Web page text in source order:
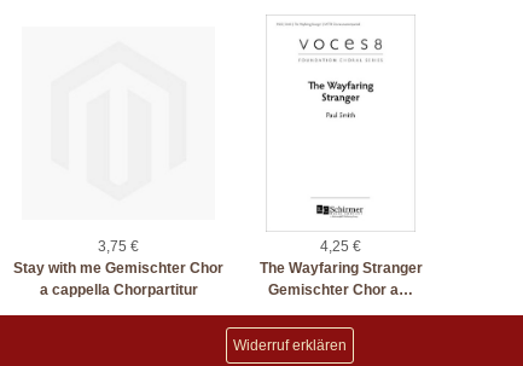
3,75 €
Stay with me Gemischter Chor
a cappella Chorpartitur
4,25 €
The Wayfaring Stranger
Gemischter Chor a…
Widerruf erklären